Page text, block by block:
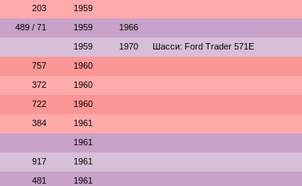
203 1959
489 / 71 1959 1966
1959 1970 Шасси: Ford Trader 571E
757 1960
372 1960
722 1960
384 1961
1961
917 1961
481 1961